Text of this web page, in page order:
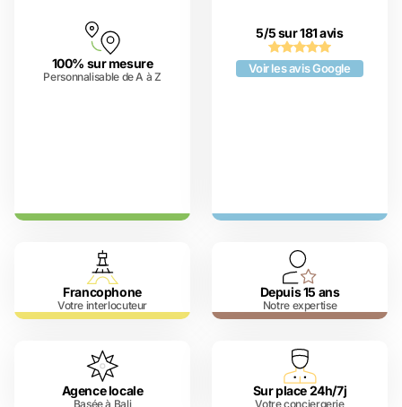
100% sur mesure
Personnalisable de A à Z
5/5 sur 181 avis
Voir les avis Google
Francophone
Votre interlocuteur
Depuis 15 ans
Notre expertise
Agence locale
Basée à Bali
Sur place 24h/7j
Votre conciergerie